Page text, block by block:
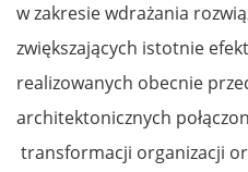
w zakresie wdrażania
zwiększających istotnie
realizowanych obecnie
architektonicznych
transformacji organizacji